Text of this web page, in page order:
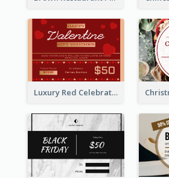
Luxury Red Celebration Gift Card Template Design